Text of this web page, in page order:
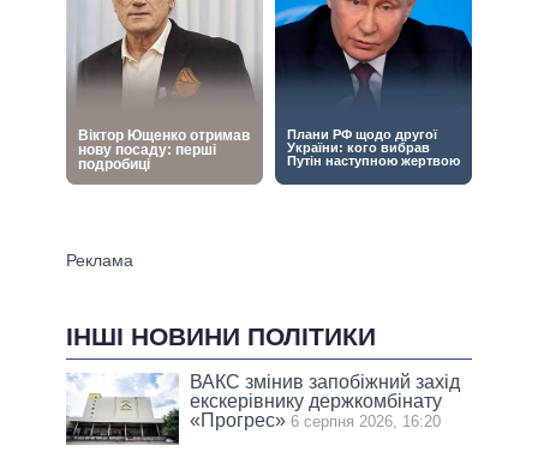
ІНШІ НОВИНИ ПОЛІТИКИ
ВАКС змінив запобіжний захід
екскерівнику держкомбінату
«Прогрес» 6 серпня 2026, 16:20